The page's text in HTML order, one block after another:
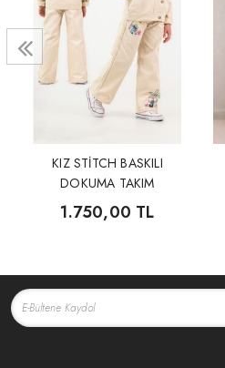
KIZ STİTCH BASKILI
DOKUMA TAKIM
1.750,00 TL